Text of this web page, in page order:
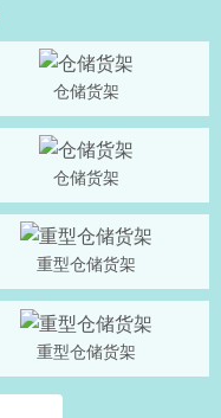
仓储货架
仓储货架
重型仓储货架
重型仓储货架